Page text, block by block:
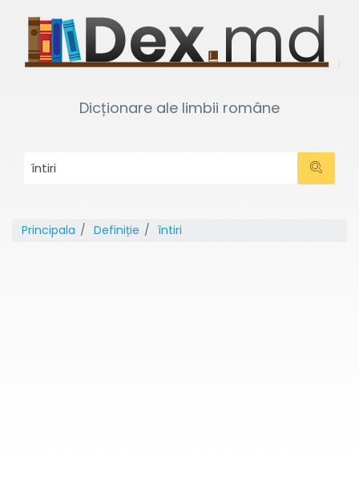
Dicționare ale limbii române
Principala Definiție întiri